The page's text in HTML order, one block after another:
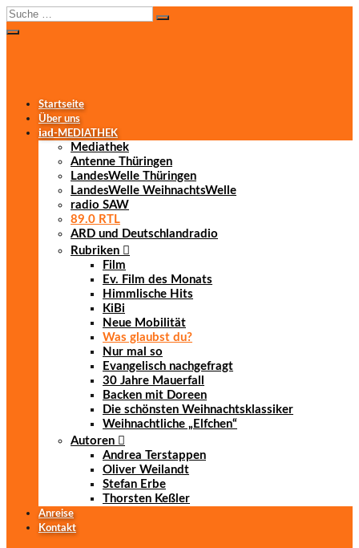
Startseite
Über uns
iad-MEDIATHEK
Mediathek
Antenne Thüringen
LandesWelle Thüringen
LandesWelle WeihnachtsWelle
radio SAW
89.0 RTL
ARD und Deutschlandradio
Rubriken
Film
Ev. Film des Monats
Himmlische Hits
KiBi
Neue Mobilität
Was glaubst du?
Nur mal so
Evangelisch nachgefragt
30 Jahre Mauerfall
Backen mit Doreen
Die schönsten Weihnachtsklassiker
Weihnachtliche „Elfchen“
Autoren
Andrea Terstappen
Oliver Weilandt
Stefan Erbe
Thorsten Keßler
Anreise
Kontakt